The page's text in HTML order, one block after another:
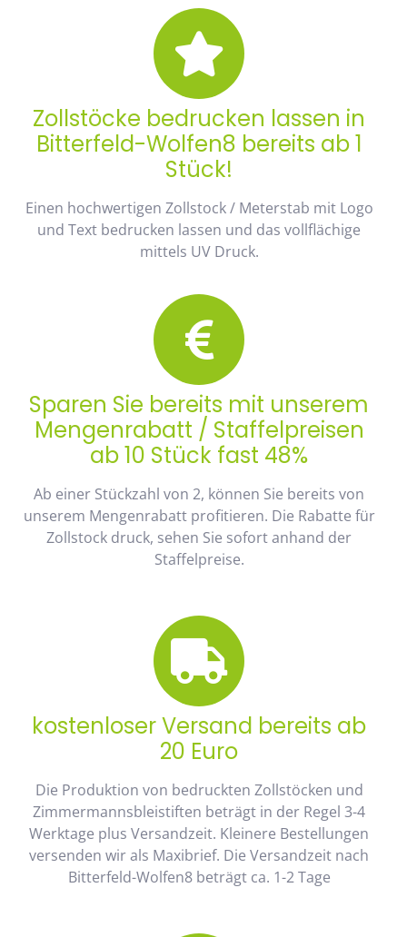
Zollstöcke bedrucken lassen in
Bitterfeld-Wolfen8 bereits ab 1
Stück!
Einen hochwertigen Zollstock / Meterstab mit Logo
und Text bedrucken lassen und das vollflächige
mittels UV Druck.
Sparen Sie bereits mit unserem
Mengenrabatt / Staffelpreisen
ab 10 Stück fast 48%
Ab einer Stückzahl von 2, können Sie bereits von
unserem Mengenrabatt profitieren. Die Rabatte für
Zollstock druck, sehen Sie sofort anhand der
Staffelpreise.
kostenloser Versand bereits ab
20 Euro
Die Produktion von bedruckten Zollstöcken und
Zimmermannsbleistiften beträgt in der Regel 3-4
Werktage plus Versandzeit. Kleinere Bestellungen
versenden wir als Maxibrief. Die Versandzeit nach
Bitterfeld-Wolfen8 beträgt ca. 1-2 Tage